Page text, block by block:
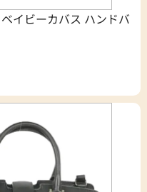
イビーカバス ハンドバ